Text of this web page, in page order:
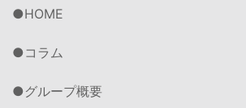
HOME
コラム
グループ概要